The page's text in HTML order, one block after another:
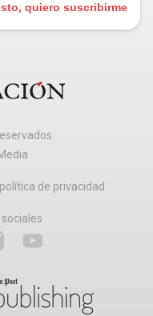
quiero suscribirme
de privacidad